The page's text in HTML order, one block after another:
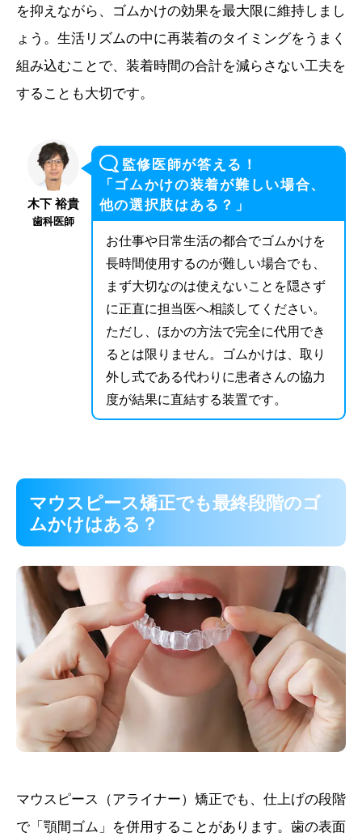
を抑えながら、ゴムかけの効果を最大限に維持しまし
ょう。生活リズムの中に再装着のタイミングをうまく
組み込むことで、装着時間の合計を減らさない工夫を
することも大切です。
木下 裕貴
歯科医師
監修医師が答える！
「ゴムかけの装着が難しい場合、
他の選択肢はある？」
お仕事や日常生活の都合でゴムかけを
長時間使用するのが難しい場合でも、
まず大切なのは使えないことを隠さず
に正直に担当医へ相談してください。
ただし、ほかの方法で完全に代用でき
るとは限りません。ゴムかけは、取り
外し式である代わりに患者さんの協力
度が結果に直結する装置です。
マウスピース矯正でも最終段階のゴ
ムかけはある？
マウスピース（アライナー）矯正でも、仕上げの段階
で「顎間ゴム」を併用することがあります。歯の表面